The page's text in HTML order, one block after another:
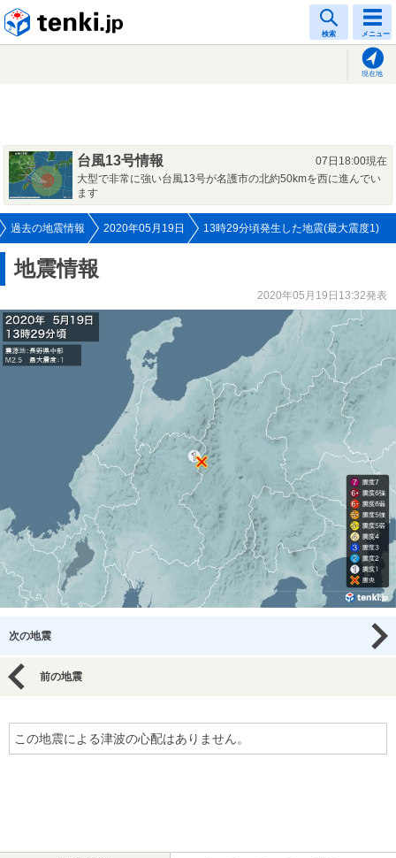
検索 メニュー
現在地
台風13号情報
07日18:00現在
大型で非常に強い台風13号が名護市の北約50kmを西に進んでい
ます
過去の地震情報 2020年05月19日 13時29分頃発生した地震(最大震度1)
地震情報
2020年05月19日13:32発表
次の地震
前の地震
この地震による津波の心配はありません。